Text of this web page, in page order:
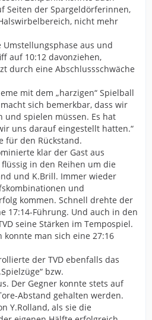
Seiten der Spargeldörferinnen,
nicht mehr
Umstellungsphase aus und
auf 10:12 davonziehen,
durch eine Abschlussschwäche
mit dem „harzigen“ Spielball
sich bemerkbar, dass wir
spielen müssen. Es hat
uns darauf eingestellt hatten.“
für den Rückstand.
klar der Gast aus
in den Reihen um die
und K.Brill. Immer wieder
und
kommen. Schnell drehte der
17:14-Führung. Und auch in den
seine Stärken im Tempospiel.
man sich eine 27:16
der TVD ebenfalls das
bzw.
Der Gegner konnte stets auf
Abstand gehalten werden.
Y.Rolland, als sie die